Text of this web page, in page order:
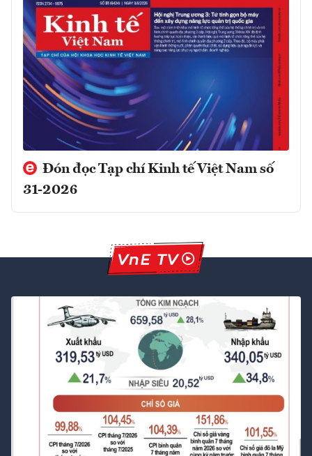
Đón đọc Tạp chí Kinh tế Việt Nam số
31-2026